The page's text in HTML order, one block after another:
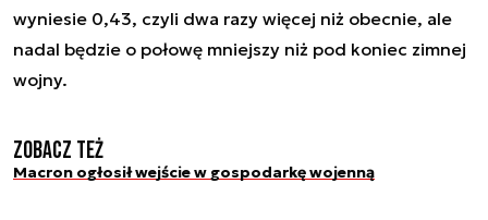
wyniesie 0,43, czyli dwa razy więcej niż obecnie, ale
nadal będzie o połowę mniejszy niż pod koniec zimnej
wojny.
Zobacz też
Macron ogłosił wejście w gospodarkę wojenną